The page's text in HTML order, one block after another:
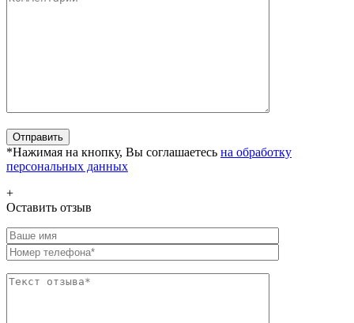
*Нажимая на кнопку, Вы соглашаетесь на обработку
персональных данных
+
Оставить отзыв